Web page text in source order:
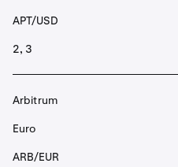
APT/USD
2, 3
Arbitrum
Euro
ARB/EUR